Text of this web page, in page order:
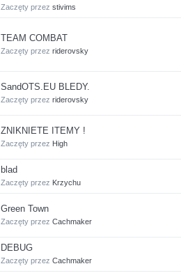
Zaczęty przez stivims
TEAM COMBAT
Zaczęty przez riderovsky
SandOTS.EU BLEDY.
Zaczęty przez riderovsky
ZNIKNIETE ITEMY !
Zaczęty przez High
blad
Zaczęty przez Krzychu
Green Town
Zaczęty przez Cachmaker
DEBUG
Zaczęty przez Cachmaker